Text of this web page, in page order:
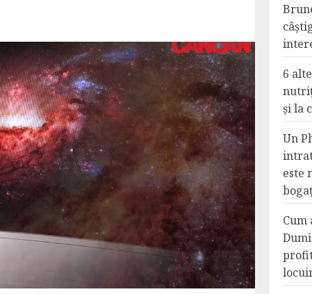
6
și la
Un
este
Cum